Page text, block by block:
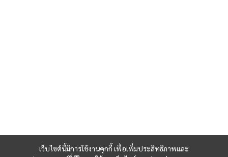
เว็บไซต์นี้มีการใช้งานคุกกี้ เพื่อเพิ่มประสิทธิภาพและ